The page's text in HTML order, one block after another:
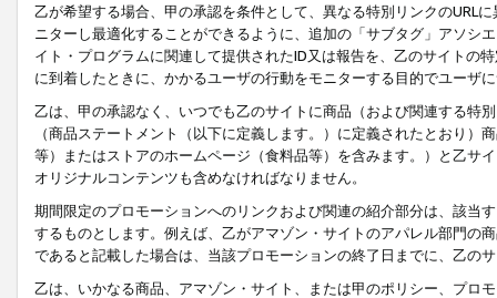
乙が希望する場合、甲の承認を条件として、異なる特別リンクのURL
ニターし最適化することができるように、追加の「サブタグ」アソシ
イト・プログラムに関連して提供されたID又は報告を、乙のサイトの
に到着したときに、かかるユーザの行動をモニターする目的でユーザ
乙は、甲の承認なく、いつでも乙のサイトに商品（および関連する特
（商品ステートメント（以下に定義します。）に定義されたとおり
等）またはストアのホームページ（食料品等）を含みます。）と乙サ
オリジナルコンテンツも含めなければなりません。
期間限定のプロモーションへのリンクおよび関連の紹介部分は、該当
するものとします。例えば、乙がアマゾン・サイトのアパレル部門の
であると記載した場合は、当該プロモーションの終了日までに、乙の
乙は、いかなる商品、アマゾン・サイト、または甲のポリシー、プロ